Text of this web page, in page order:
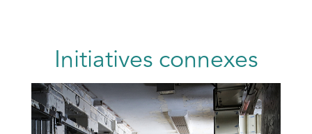
Initiatives connexes